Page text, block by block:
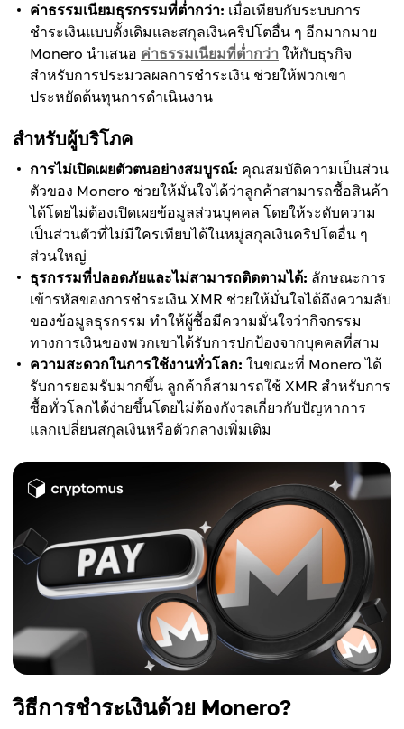
ค่าธรรมเนียมธุรกรรมที่ต่ำกว่า: เมื่อเทียบกับระบบการ
ชำระเงินแบบดั้งเดิมและสกุลเงินคริปโตอื่น ๆ อีกมากมาย
Monero นำเสนอ ค่าธรรมเนียมที่ต่ำกว่า ให้กับธุรกิจ
สำหรับการประมวลผลการชำระเงิน ช่วยให้พวกเขา
ประหยัดต้นทุนการดำเนินงาน
สำหรับผู้บริโภค
การไม่เปิดเผยตัวตนอย่างสมบูรณ์: คุณสมบัติความเป็นส่วน
ตัวของ Monero ช่วยให้มั่นใจได้ว่าลูกค้าสามารถซื้อสินค้า
ได้โดยไม่ต้องเปิดเผยข้อมูลส่วนบุคคล โดยให้ระดับความ
เป็นส่วนตัวที่ไม่มีใครเทียบได้ในหมู่สกุลเงินคริปโตอื่น ๆ
ส่วนใหญ่
ธุรกรรมที่ปลอดภัยและไม่สามารถติดตามได้: ลักษณะการ
เข้ารหัสของการชำระเงิน XMR ช่วยให้มั่นใจได้ถึงความลับ
ของข้อมูลธุรกรรม ทำให้ผู้ซื้อมีความมั่นใจว่ากิจกรรม
ทางการเงินของพวกเขาได้รับการปกป้องจากบุคคลที่สาม
ความสะดวกในการใช้งานทั่วโลก: ในขณะที่ Monero ได้
รับการยอมรับมากขึ้น ลูกค้าก็สามารถใช้ XMR สำหรับการ
ซื้อทั่วโลกได้ง่ายขึ้นโดยไม่ต้องกังวลเกี่ยวกับปัญหาการ
แลกเปลี่ยนสกุลเงินหรือตัวกลางเพิ่มเติม
วิธีการชำระเงินด้วย Monero?